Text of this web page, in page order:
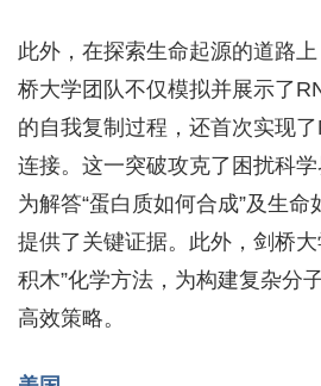
此外，在探索生命起源的道路
桥大学团队不仅模拟并展示了
的自我复制过程，还首次实现
连接。这一突破攻克了困扰科学
为解答“蛋白质如何合成”及生
提供了关键证据。此外，剑桥
积木”化学方法，为构建复杂分
高效策略。